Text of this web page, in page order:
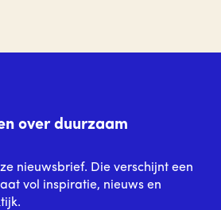
over duurzaam
nieuwsbrief. Die verschijnt een
vol inspiratie, nieuws en